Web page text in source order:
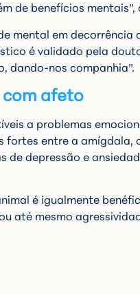
de benefícios mentais”,
mental em decorrência
é validado pela
dando-nos companhia”.
afeto
a problemas
fortes entre a
depressão e
é igualmente
até mesmo